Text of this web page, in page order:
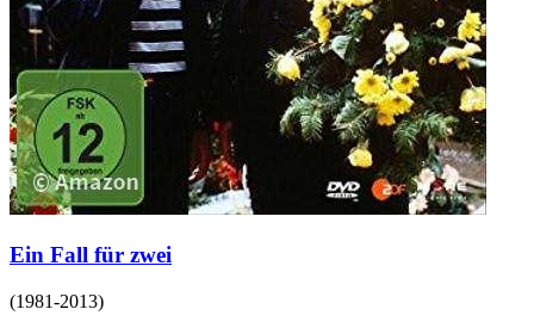
Ein Fall für zwei
(1981-2013)